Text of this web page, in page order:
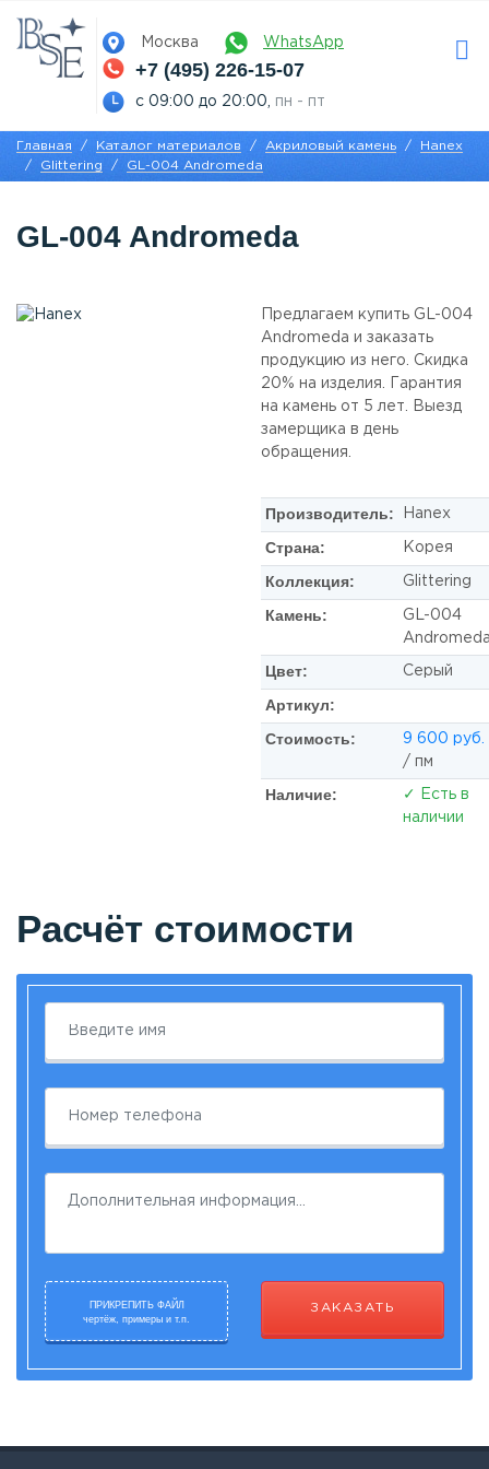
Москва WhatsApp
+7 (495) 226-15-07
с 09:00 до 20:00, пн - пт
Главная Каталог материалов Акриловый камень
Hanex
Glittering
GL-004 Andromeda
GL-004 Andromeda
Предлагаем купить GL-004
Andromeda и заказать
продукцию из него. Скидка
20% на изделия. Гарантия
на камень от 5 лет. Выезд
замерщика в день
обращения.
Производитель: Hanex
Страна: Корея
Коллекция: Glittering
Камень:
GL-004
Цвет: Серый
Артикул:
Стоимость:
9 600 руб.
/ пм
Наличие:
✓ Есть в
наличии
Расчёт стоимости
ПРИКРЕПИТЬ ФАЙЛ
чертёж, примеры и т.п.
ЗАКАЗАТЬ